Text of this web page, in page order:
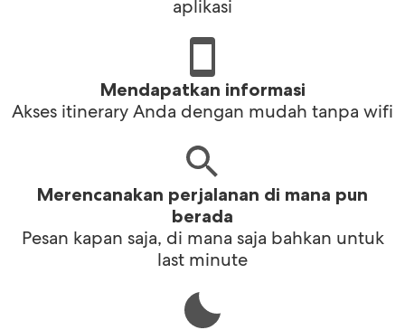
aplikasi
Mendapatkan informasi
Akses itinerary Anda dengan mudah tanpa wifi
Merencanakan perjalanan di mana pun
berada
Pesan kapan saja, di mana saja bahkan untuk
last minute